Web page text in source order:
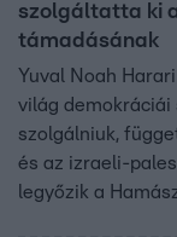
szolgáltatta ki
támadásának
Yuval Noah
világ
szolgálniuk,
és az izraeli-
legyőzik a